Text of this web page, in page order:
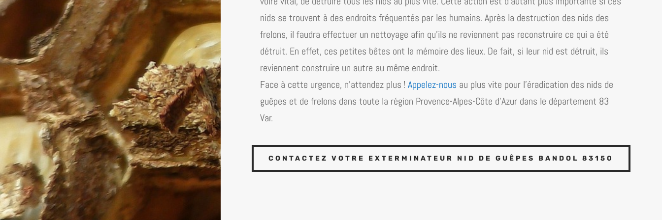
nids se trouvent à des endroits fréquentés par les humains. Après la destruction des nids des
frelons, il faudra effectuer un nettoyage afin qu’ils ne reviennent pas reconstruire ce qui a été
détruit. En effet, ces petites bêtes ont la mémoire des lieux. De fait, si leur nid est détruit, ils
reviennent construire un autre au même endroit.
Face à cette urgence, n’attendez plus ! Appelez-nous au plus vite pour l’éradication des nids de
guêpes et de frelons dans toute la région Provence-Alpes-Côte d’​Azur dans le département 83
Var.
CONTACTEZ VOTRE EXTERMINATEUR NID DE GUÊPES BANDOL 83150